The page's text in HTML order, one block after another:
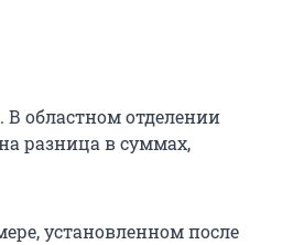
областном отделении
разница в суммах,
установленном после